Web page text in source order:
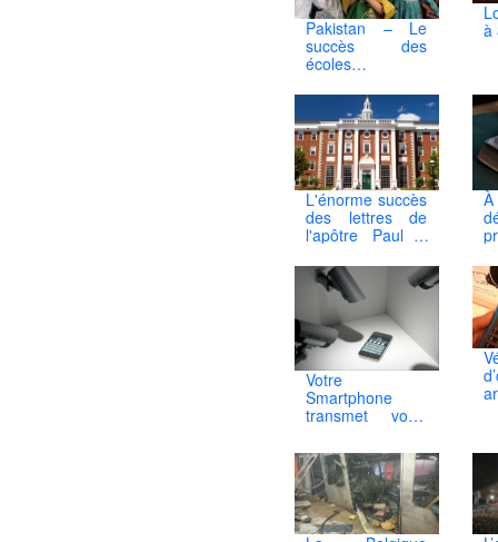
Pakistan – Le
succès des
écoles
à
L'énorme succès
des lettres de
l'apôtre Paul à
d'Harvard
Votre
Smartphone
transmet votre
services secrets
(et à qui d'autre
?)